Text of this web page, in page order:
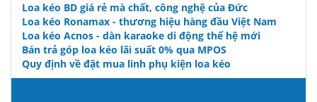
Loa kéo BD giá rẻ mà chất, công nghệ của Đức
Loa kéo Ronamax - thương hiệu hàng đầu Việt Nam
Loa kéo Acnos - dàn karaoke di động thế hệ mới
Bán trả góp loa kéo lãi suất 0% qua MPOS
Quy định về đặt mua linh phụ kiện loa kéo